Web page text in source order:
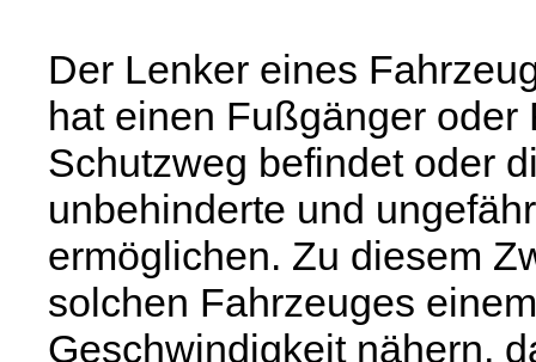
Der Lenker eines
hat einen Fußgänger
Schutzweg befindet oder
unbehinderte und
ermöglichen. Zu diesem
solchen Fahrzeuges
Geschwindigkeit nähern,